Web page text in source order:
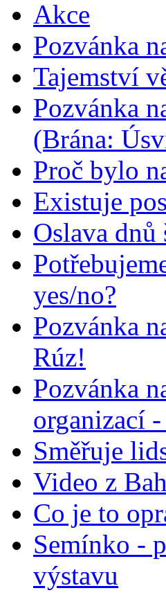
Akce
Pozvánka
Tajemství
Pozvánka
(Brána:
Proč bylo
Existuje
Oslava
yes/no?
Pozvánka
Rúz!
Pozvánka
organizací
Směřuje
Video z
Co je to
Semínko -
výstavu